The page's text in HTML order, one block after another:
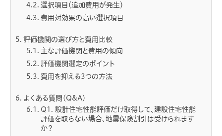
選択項目（追加費用が発生）
費用対効果の高い選択項目
評価機関の選び方と費用比較
主な評価機関と費用の傾向
評価機関選定のポイント
費用を抑える3つの方法
よくある質問（Q&A）
Q1. 設計住宅性能評価だけ取得して、建設住宅性能
評価を取らない場合、地震保険割引は受けられます
か？